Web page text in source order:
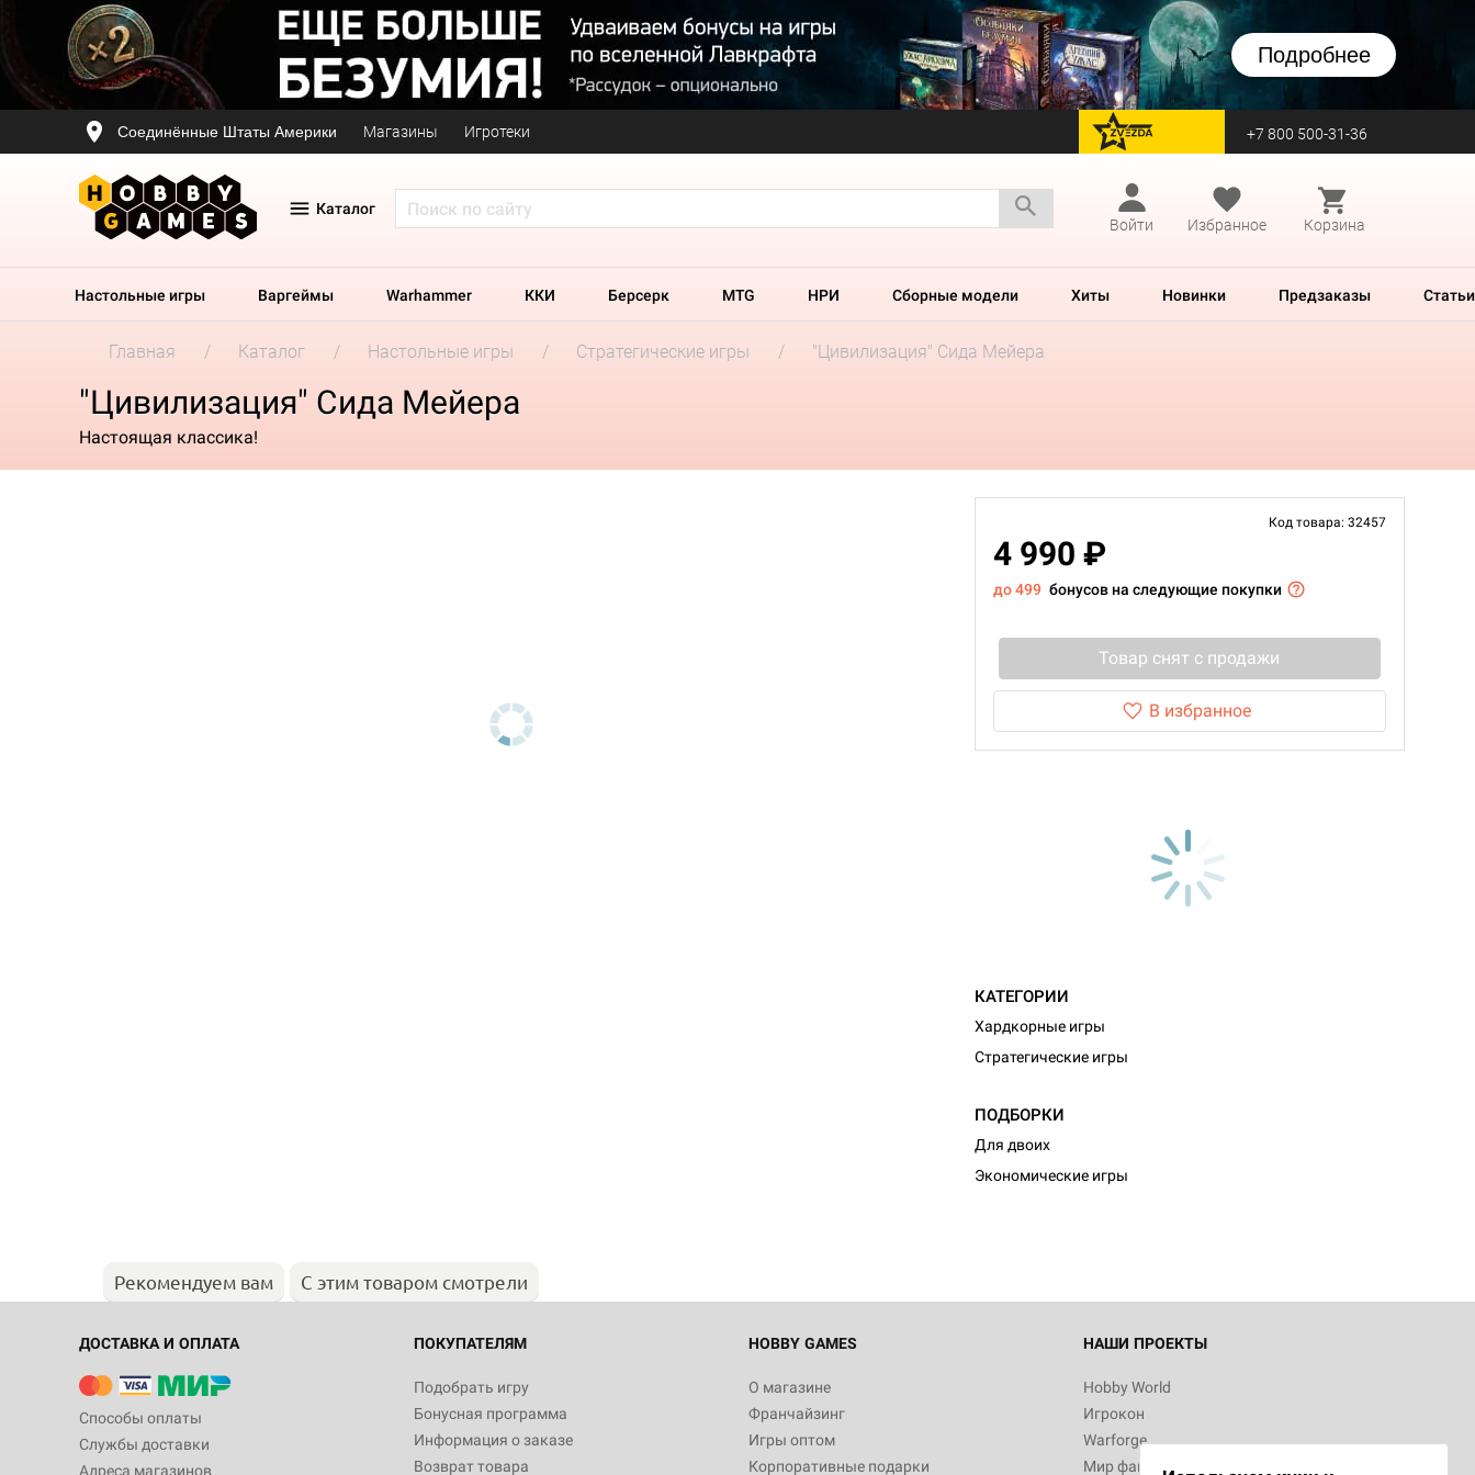
Подробнее
Соединённые Штаты Америки Магазины Игротеки перейти на Zvezda +7 800 500-31-36
Каталог
Войти
Избранное Корзина
Настольные игры Варгеймы Warhammer ККИ Берсерк MTG НРИ Сборные модели Хиты Новинки Предзаказы Статьи
Главная Каталог Настольные игры Стратегические игры "Цивилизация" Сида Мейера
"Цивилизация" Сида Мейера
Настоящая классика!
Код товара: 32457
4 990 ₽
до 499 бонусов на следующие покупки
Товар снят с продажи
В избранное
КАТЕГОРИИ
Хардкорные игры
Стратегические игры
ПОДБОРКИ
Для двоих
Экономические игры
Рекомендуем вам С этим товаром смотрели
ДОСТАВКА И ОПЛАТА
Способы оплаты
Службы доставки
Адреса магазинов
ПОКУПАТЕЛЯМ
Подобрать игру
Бонусная программа
Информация о заказе
Возврат товара
HOBBY GAMES
О магазине
Франчайзинг
Игры оптом
Корпоративные подарки
НАШИ ПРОЕКТЫ
Hobby World
Игрокон
Warforge
Мир фантастики